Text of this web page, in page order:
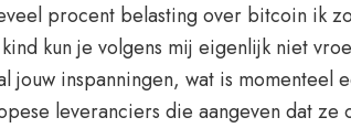
procent belasting over bitcoin ik
kun je volgens mij eigenlijk niet
inspanningen, wat is momenteel
leveranciers die aangeven dat